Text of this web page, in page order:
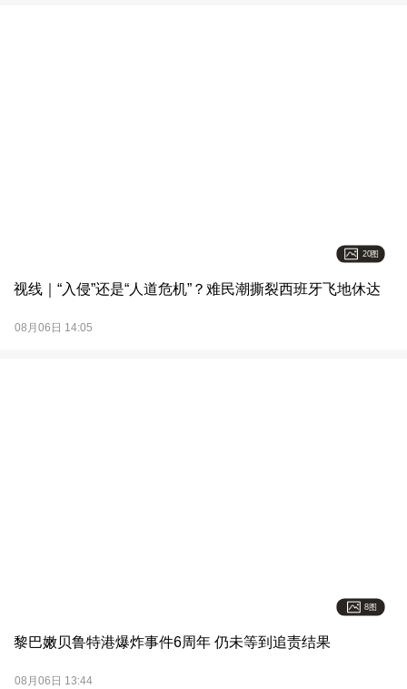
20图
视线｜“入侵”还是“人道危机”？难民潮撕裂西班牙飞地休达
08月06日 14:05
8图
黎巴嫩贝鲁特港爆炸事件6周年 仍未等到追责结果
08月06日 13:44